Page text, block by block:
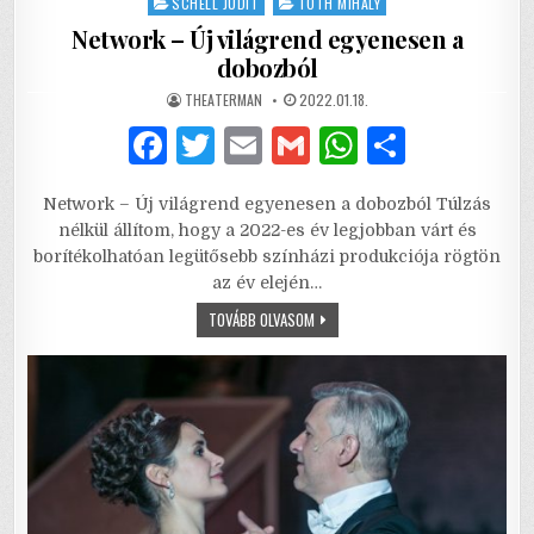
Network – Új világrend egyenesen a
dobozból
AUTHOR:
THEATERMAN PUBLISHED
DATE:
2022.01.18.
F
c
e
b
k
T
it
te
r
E
ai
l
G
ai
l
W
at
s
p
ar
e
Network – Új világrend egyenesen a dobozból Túlzás
nélkül állítom, hogy a 2022-es év legjobban várt és
borítékolhatóan legütősebb színházi produkciója rögtön
az év elején…
TOVÁBB OLVASOMNETWORK
–
EGYENESEN
A
DOBOZBÓL